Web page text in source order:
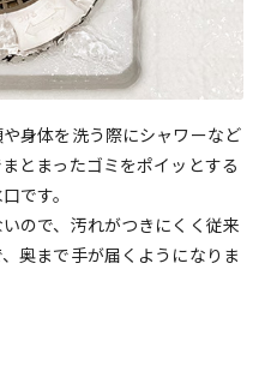
身体を洗う際にシャワーなど
とまったゴミをポイッとする
です。
ので、汚れがつきにくく従来
奥まで手が届くようになりま